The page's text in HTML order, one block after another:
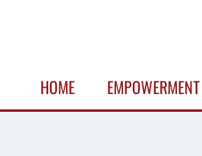
HOME EMPOWERMENT